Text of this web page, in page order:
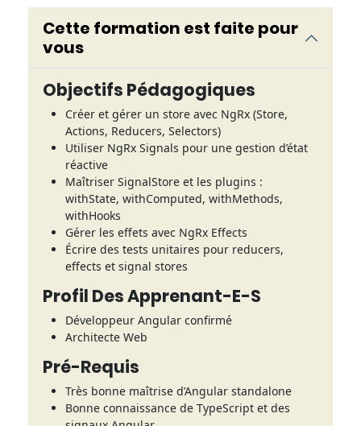
Cette formation est faite pour
vous
Objectifs Pédagogiques
Créer et gérer un store avec NgRx (Store,
Actions, Reducers, Selectors)
Utiliser NgRx Signals pour une gestion d’état
réactive
Maîtriser SignalStore et les plugins :
withState, withComputed, withMethods,
withHooks
Gérer les effets avec NgRx Effects
Écrire des tests unitaires pour reducers,
effects et signal stores
Profil Des Apprenant-E-S
Développeur Angular confirmé
Architecte Web
Pré-Requis
Très bonne maîtrise d’Angular standalone
Bonne connaissance de TypeScript et des